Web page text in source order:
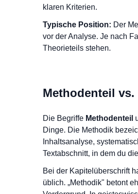
klaren Kriterien.
Typische Position: Der
vor der Analyse. Je nach
Theorieteils stehen.
Methodenteil
Die Begriffe Methodenteil
Dinge. Die Methodik
Inhaltsanalyse,
Textabschnitt, in dem du
Bei der Kapitelüberschrift
üblich. „Methodik" betont